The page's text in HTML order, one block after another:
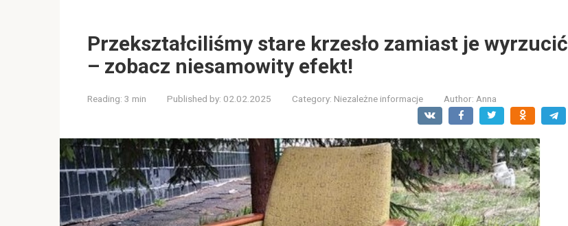
Przekształciliśmy stare krzesło zamiast je wyrzucić
– zobacz niesamowity efekt!
Reading: 3 min Published by: 02.02.2025 Category: Niezależne informacje Author: Anna